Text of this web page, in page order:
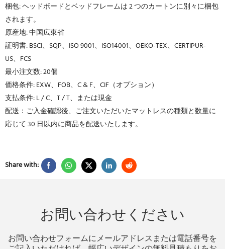
梱包: ヘッドボードとベッドフレームは 2 つのカートンに別々に梱包
されます。
原産地: 中国広東省
証明書: BSCI、SQP、ISO 9001、ISO14001、OEKO-TEX、CERTIPUR-
US、FCS
最小注文数: 20個
価格条件: EXW、FOB、C & F、CIF（オプション）
支払条件: L / C、T / T、または現金
配送：ご入金確認後、ご注文いただいたマットレスの種類と数量に
応じて 30 日以内に商品を配送いたします。
Share with:
お問い合わせください
お問い合わせフォームにメールアドレスまたは電話番号を